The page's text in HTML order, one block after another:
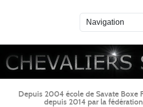
Depuis 2004 école de Savate Boxe
depuis 2014 par la